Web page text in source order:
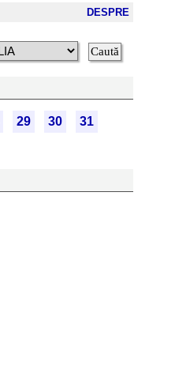
DESPRE
29 30 31